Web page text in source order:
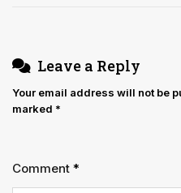
Leave a Reply
Your email address will not be
marked *
Comment *